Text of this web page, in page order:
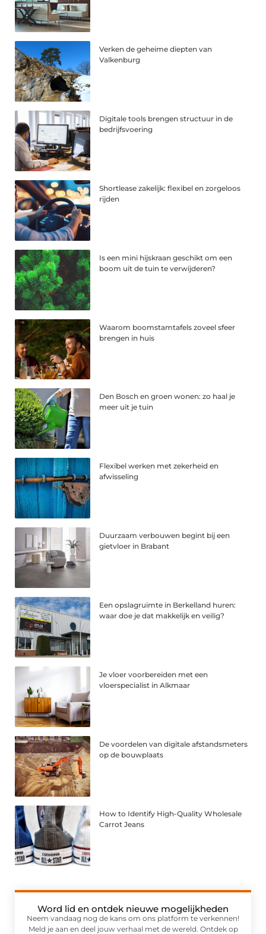
Verken de geheime diepten van
Valkenburg
Digitale tools brengen structuur in de
bedrijfsvoering
Shortlease zakelijk: flexibel en zorgeloos
rijden
Is een mini hijskraan geschikt om een
boom uit de tuin te verwijderen?
Waarom boomstamtafels zoveel sfeer
brengen in huis
Den Bosch en groen wonen: zo haal je
meer uit je tuin
Flexibel werken met zekerheid en
afwisseling
Duurzaam verbouwen begint bij een
gietvloer in Brabant
Een opslagruimte in Berkelland huren:
waar doe je dat makkelijk en veilig?
Je vloer voorbereiden met een
vloerspecialist in Alkmaar
De voordelen van digitale afstandsmeters
op de bouwplaats
How to Identify High-Quality Wholesale
Carrot Jeans
Word lid en ontdek nieuwe mogelijkheden
Neem vandaag nog de kans om ons platform te verkennen!
Meld je aan en deel jouw verhaal met de wereld. Ontdek op